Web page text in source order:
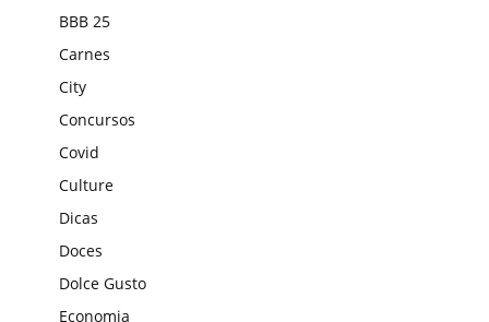
BBB 25
Carnes
City
Concursos
Covid
Culture
Dicas
Doces
Dolce Gusto
Economia